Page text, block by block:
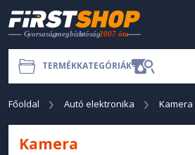
TERMÉKKATEGÓRIÁK
Főoldal Autó elektronika Kamera
Kamera